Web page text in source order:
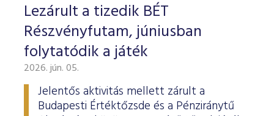
Lezárult a tizedik BÉT
Részvényfutam, júniusban
folytatódik a játék
2026. jún. 05.
Jelentős aktivitás mellett zárult a
Budapesti Értéktőzsde és a Pénziránytű